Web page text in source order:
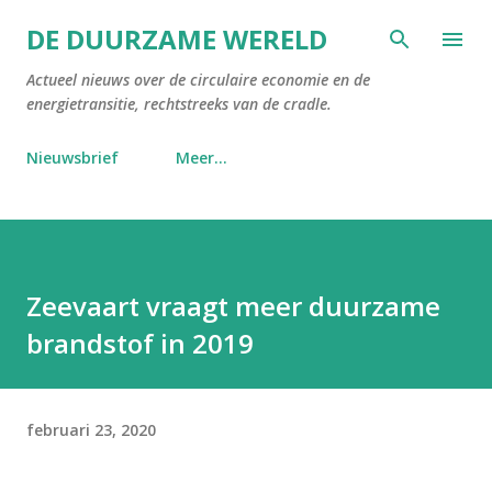
Doorgaan naar hoofdcontent
DE DUURZAME WERELD
Actueel nieuws over de circulaire economie en de
energietransitie, rechtstreeks van de cradle.
Nieuwsbrief Meer…
Zeevaart vraagt meer duurzame
brandstof in 2019
februari 23, 2020